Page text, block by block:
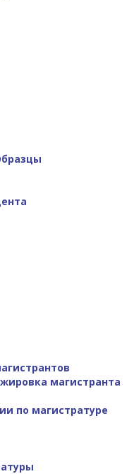
магистранта
по магистратуре